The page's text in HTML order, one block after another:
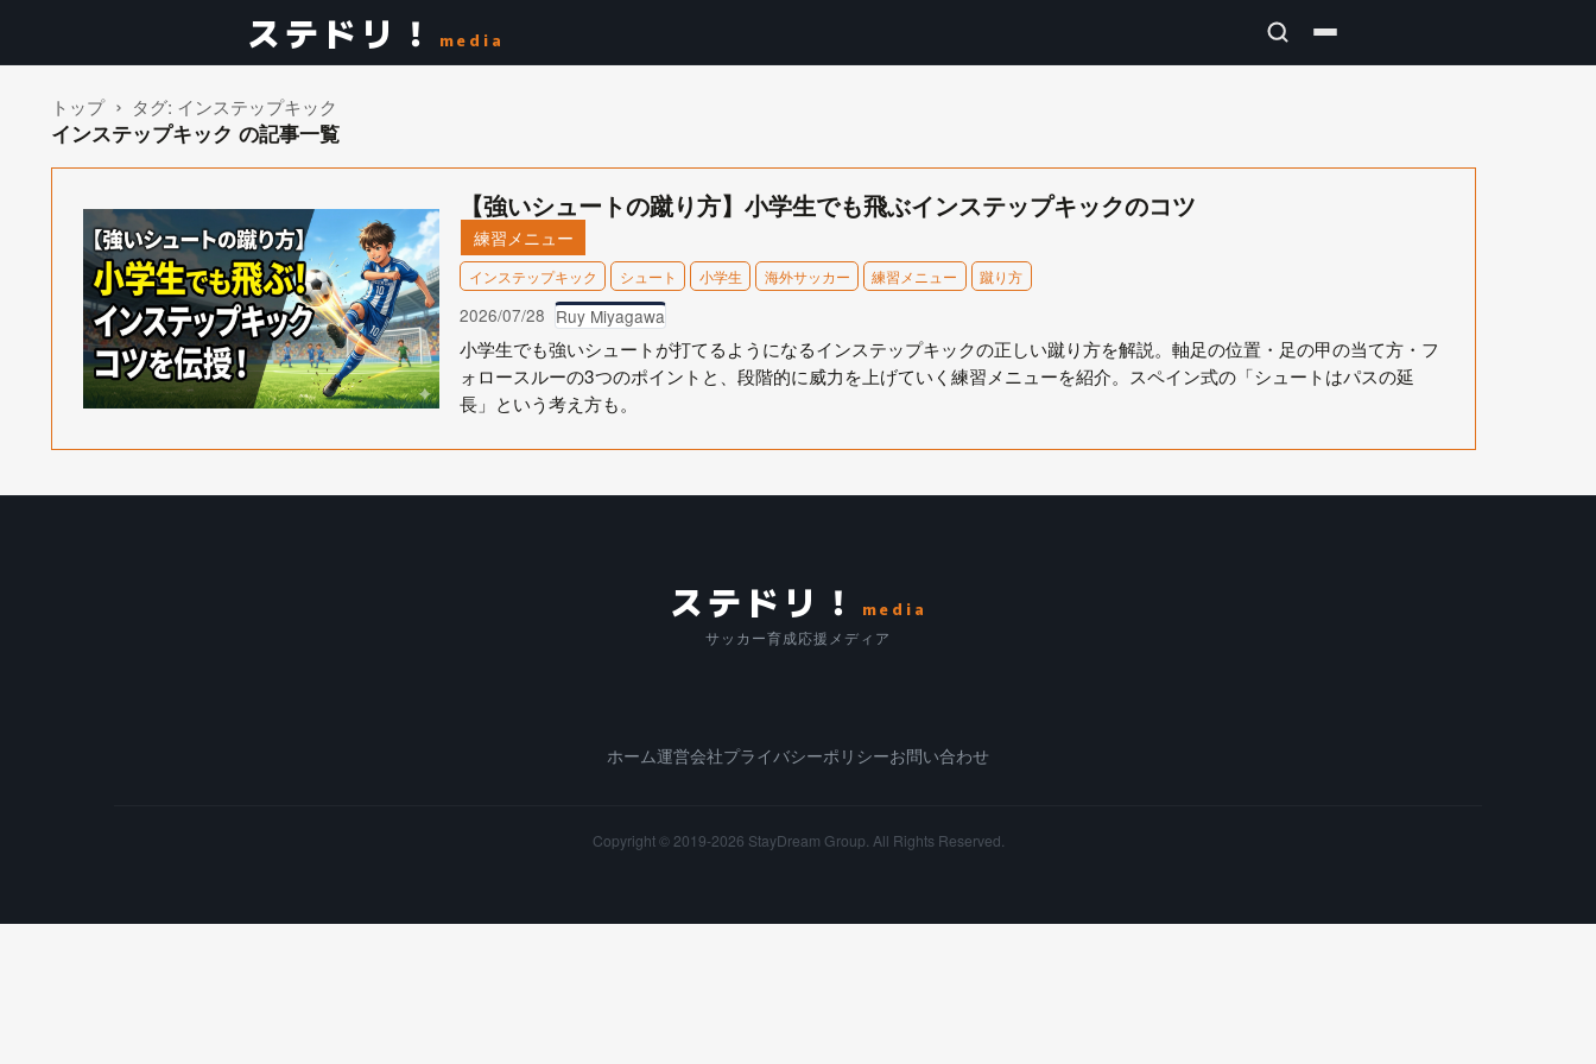
ステドリ！ media
トップ タグ: インステップキック
インステップキック の記事一覧
【強いシュートの蹴り方】小学生でも飛ぶインステップキックのコツ
練習メニュー
インステップキック シュート 小学生 海外サッカー 練習メニュー 蹴り方
2026/07/28 Ruy Miyagawa
小学生でも強いシュートが打てるようになるインステップキックの正しい蹴り方を解説。軸足の位置・足の甲の当て方・フ
ォロースルーの3つのポイントと、段階的に威力を上げていく練習メニューを紹介。スペイン式の「シュートはパスの延
長」という考え方も。
ステドリ！ media
サッカー育成応援メディア
ホーム運営会社プライバシーポリシーお問い合わせ
Copyright © 2019-2026 StayDream Group. All Rights Reserved.